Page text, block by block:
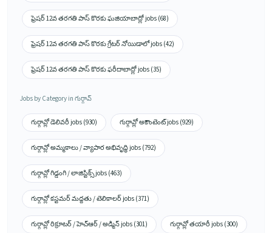
ఫ్రెషర్ 12వ తరగతి పాస్ కొరకు ఘజియాబాద్లో jobs (68)
ఫ్రెషర్ 12వ తరగతి పాస్ కొరకు గ్రేటర్ నోయిడాలో jobs (42)
ఫ్రెషర్ 12వ తరగతి పాస్ కొరకు ఫరీదాబాద్లో jobs (35)
Jobs by Category in గుర్గావ్
గుర్గావ్లో డెలివరీ jobs (930) గుర్గావ్లో అకౌంటెంట్ jobs (929)
గుర్గావ్లో అమ్మకాలు / వ్యాపార అభివృద్ధి jobs (792)
గుర్గావ్లో గిడ్డంగి / లాజిస్టిక్స్ jobs (463)
గుర్గావ్లో కస్టమర్ మద్దతు / టెలికాలర్ jobs (371)
గుర్గావ్లో రిక్రూటర్ / హెచ్ఆర్ / అడ్మిన్ jobs (301) గుర్గావ్లో తయారీ jobs (300)